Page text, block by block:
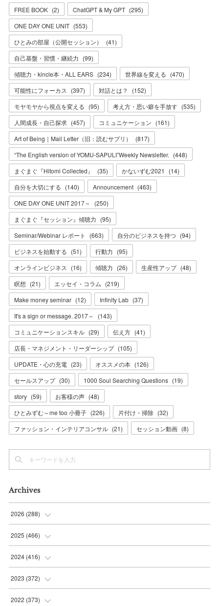
FREE BOOK (2) ChatGPT & My GPT (295)
ONE DAY ONE UNIT (553)
ひとみの部屋（公開セッション）
(41)
自己基盤・習慣・継続力 (99)
傾聴力・kincle本・ALL EARS (234) 世界線を変える (470)
可能性にフォーカス
(397) 対話とは？ (152)
モヤモヤから視点を変える (95) 考え方・思い癖を手放す (535)
人間成長・自己探求 (457) コミュニケーション (161)
Art of Being｜Mail Letter（旧：読むサプリ）
(817)
“The English version of YOMU-SAPULI”Weekly Newsletter. (448)
まぐまぐ『Hitomi Collected』
(35) かないずむ2021 (14)
自分を大切にする (140) Announcement (463)
ONE DAY ONE UNIT 2017～
(250)
まぐまぐ『セッション』傾聴力 (95)
Seminar/Webinar レポート
(663) 自分のビジネスを持つ (94)
ビジネスを始動する (51) 行動力 (95)
オンラインビジネス
(16) 傾聴力 (26) 生産性アップ (48)
瞑想 (21) エッセイ・コラム (219)
Make money seminar (12) Infinity Lab (37)
It's a sign or message. 2017～
(143)
コミュニケーションスキル (29) 伝え方 (41)
店長・マネジメント・リーダーシップ (105)
UPDATE・心の充電 (23) オススメの本 (126)
セールスアップ (30) 1000 Soul Searching Questions (19)
story (59) お客様の声 (48)
ひとみずむ～me too 小冊子 (226) 片付け・掃除 (32)
ファッション・インテリアコンサル (21) セッション動画 (8)
Archives
2026 (288)
(9)
(36
(37
(42
2025 (466)
(56
(37
(35
2024 (416)
(38
(39
2023 (372)
(31
2022 (373)